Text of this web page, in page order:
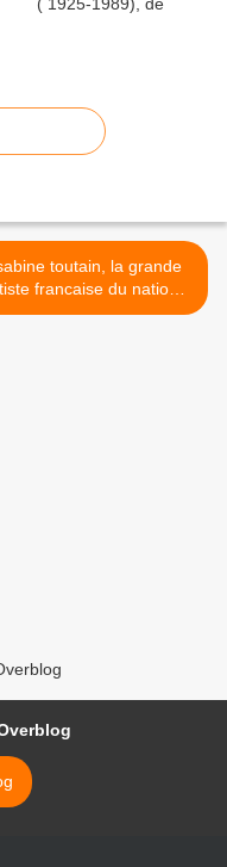
toutain, la grande
francaise du national
de france >